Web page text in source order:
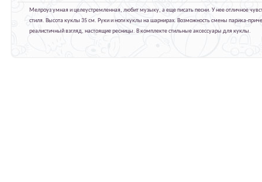
Мелроуз умная и целеустремленная, любит музыку, а еще писать песни. У нее отличное
стиля. Высота куклы 35 см. Руки и ноги куклы на шарнирах. Возможность смены парика-
реалистичный взгляд, настоящие ресницы. В комплекте стильные аксессуары для куклы.